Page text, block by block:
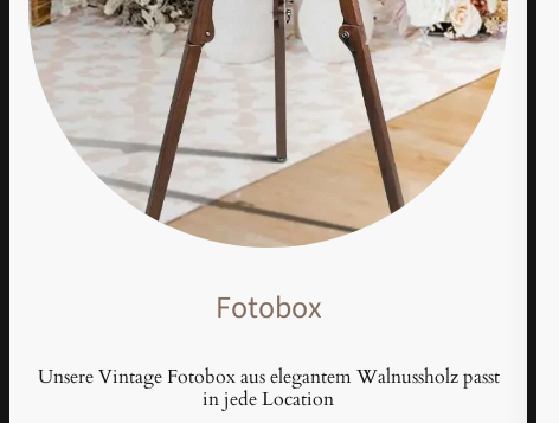
Fotobox
Unsere Vintage Fotobox aus elegantem Walnussholz passt
in jede Location